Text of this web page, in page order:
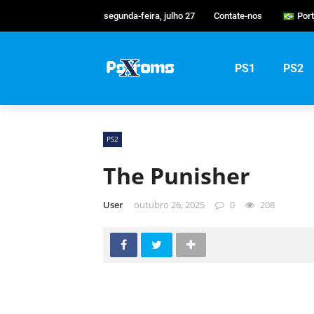
segunda-feira, julho 27 Contate-nos
PS1 PS2
PS2
The Punisher
User outubro 26, 2025 0 208